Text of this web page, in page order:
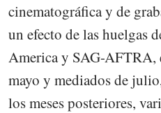
cinematográfica y de
un efecto de las huelgas
America y SAG-AFTRA,
mayo y mediados de
los meses posteriores,